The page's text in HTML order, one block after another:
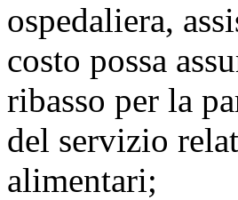
ospedaliera,
costo possa
ribasso per la
del servizio
alimentari;